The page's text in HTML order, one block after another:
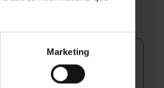
Marketing